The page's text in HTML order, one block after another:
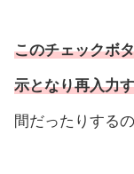
このチェックボ
示となり再入力
間だったりする